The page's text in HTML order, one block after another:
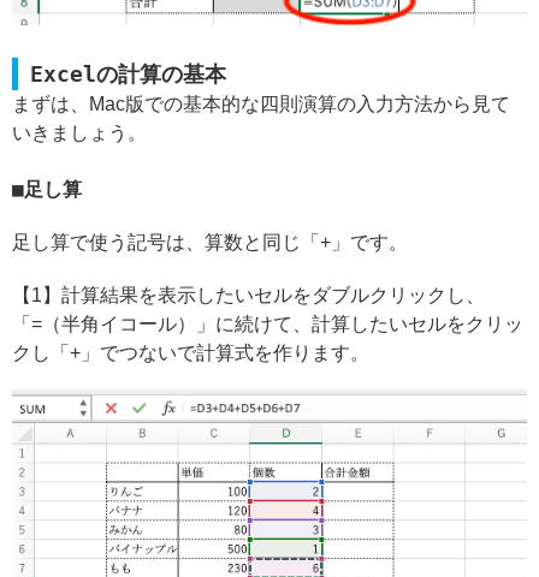
Excelの計算の基本
まずは、Mac版での基本的な四則演算の入力方法から見て
いきましょう。
足し算
足し算で使う記号は、算数と同じ「+」です。
【1】計算結果を表示したいセルをダブルクリックし、
「=（半角イコール）」に続けて、計算したいセルをクリッ
クし「+」でつないで計算式を作ります。